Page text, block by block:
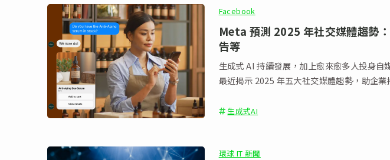
Facebook
Meta 預測 2025 年社交媒體趨勢
告等
生成式 AI 持續發展，加上愈來愈多人投身
最近揭示 2025 年五大社交媒體趨勢，助企業
生成式AI
環球 IT 新聞